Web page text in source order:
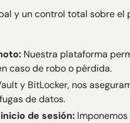
y un control total sobre el
Nuestra plataforma
caso de robo o pérdida.
y BitLocker, nos
de datos.
de sesión:Imponemos